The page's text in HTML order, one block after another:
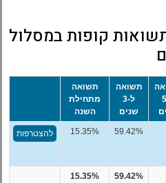
קופות במסלול
ל-5
תשואה
ל-3
שנים
תשואה
מתחילת
השנה
59.42%
15.35% להצטרפות
59.42%
15.35%